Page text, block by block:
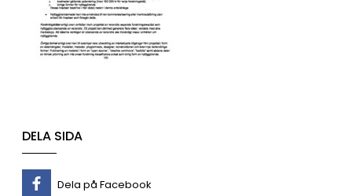
DELA SIDA
Dela på Facebook